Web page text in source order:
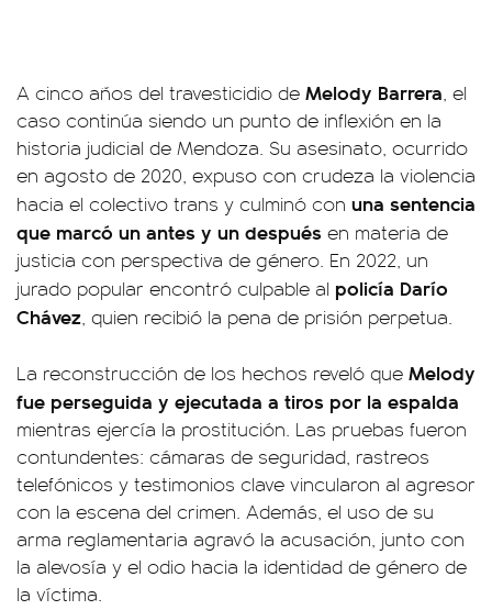
A cinco años del travesticidio de Melody Barrera, el
caso continúa siendo un punto de inflexión en la
historia judicial de Mendoza. Su asesinato, ocurrido
en agosto de 2020, expuso con crudeza la violencia
hacia el colectivo trans y culminó con una sentencia
que marcó un antes y un después en materia de
justicia con perspectiva de género. En 2022, un
jurado popular encontró culpable al policía Darío
Chávez, quien recibió la pena de prisión perpetua.
La reconstrucción de los hechos reveló que Melody
fue perseguida y ejecutada a tiros por la espalda
mientras ejercía la prostitución. Las pruebas fueron
contundentes: cámaras de seguridad, rastreos
telefónicos y testimonios clave vincularon al agresor
con la escena del crimen. Además, el uso de su
arma reglamentaria agravó la acusación, junto con
la alevosía y el odio hacia la identidad de género de
la víctima.